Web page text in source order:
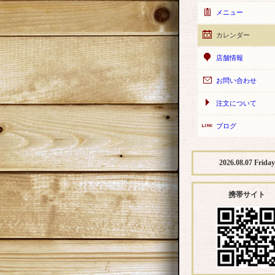
メニュー
カレンダー
店舗情報
お問い合わせ
注文について
ブログ
2026.08.07 Friday
携帯サイト